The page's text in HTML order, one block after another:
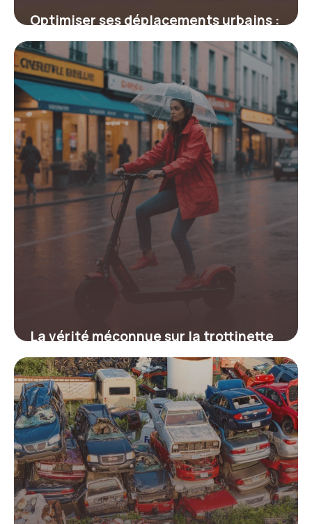
Optimiser ses déplacements urbains :
tout savoir sur les codes promo Lime
19 juin 2026
La vérité méconnue sur la trottinette
électrique et la pluie qui pourrait tout
changer pour votre sécurité
19 juin 2026